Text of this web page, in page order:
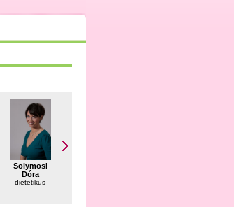
Solymosi
Dóra
dietetikus